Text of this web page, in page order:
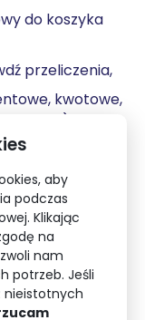
aby
podczas
Klikając
na
nam
potrzeb. Jeśli
nieistotnych
do koszyka
przeliczenia,
kwotowe,
netto
i jako